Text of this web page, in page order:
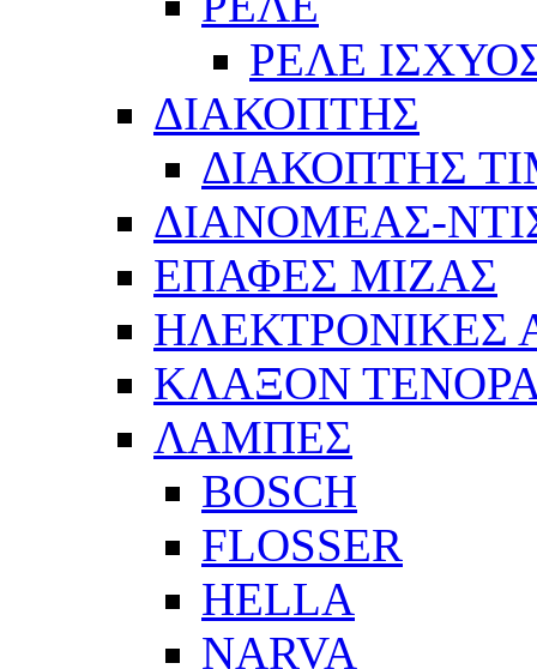
ΡΕΛΕ
ΔΙΑΚΟΠΤΗΣ
ΔΙΑΚΟΠΤΗΣ
ΔΙΑΝΟΜΕΑΣ-
ΕΠΑΦΕΣ ΜΙΖΑΣ
ΗΛΕΚΤΡΟΝΙΚΕΣ
ΚΛΑΞΟΝ
ΛΑΜΠΕΣ
BOSCH
FLOSSER
HELLA
NARVA